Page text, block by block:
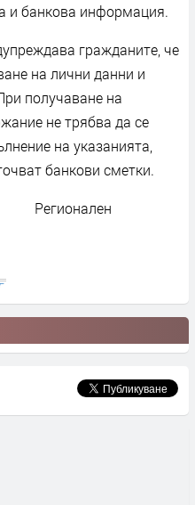
и банкова информация.
гражданите, че
на лични данни и
получаване на
не трябва да се
на указанията,
банкови сметки.